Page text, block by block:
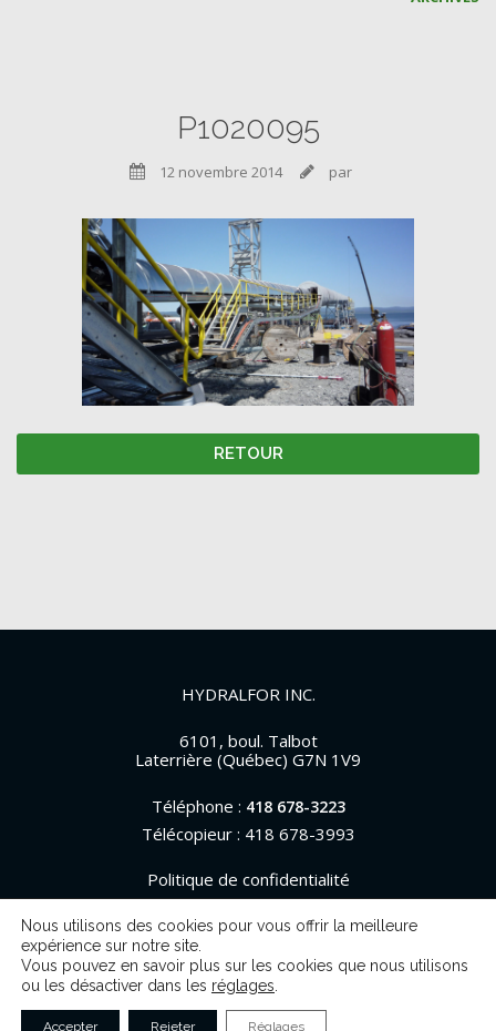
P1020095
 12 novembre 2014  par
RETOUR
HYDRALFOR INC.
6101, boul. Talbot
Laterrière (Québec) G7N 1V9
Téléphone : 418 678-3223
Télécopieur : 418 678-3993
Politique de confidentialité
© 2026 Hydralfor. Tous droits réservés.
Nous utilisons des cookies pour vous offrir la meilleure
expérience sur notre site.
Vous pouvez en savoir plus sur les cookies que nous utilisons
ou les désactiver dans les réglages
Accepter Rejeter Réglages